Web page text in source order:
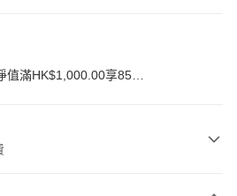
值滿HK$1,000.00享85